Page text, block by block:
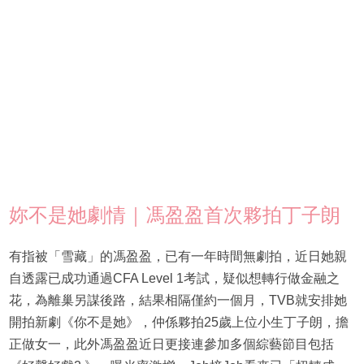
妳不是她劇情｜馮盈盈首次夥拍丁子朗
有指被「雪藏」的馮盈盈，已有一年時間無劇拍，近日她親
自透露已成功通過CFA Level 1考試，疑似想轉行做金融之
花，為離巢另謀後路，結果相隔僅約一個月，TVB就安排她
開拍新劇《你不是她》，仲係夥拍25歲上位小生丁子朗，擔
正做女一，此外馮盈盈近日更接連參加多個綜藝節目包括